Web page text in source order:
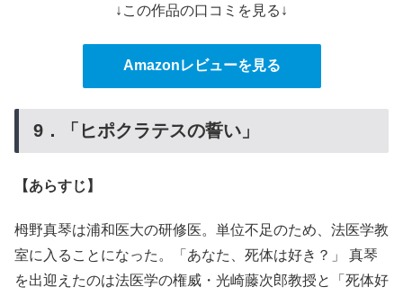
↓この作品の口コミを見る↓
Amazonレビューを見る
9．「ヒポクラテスの誓い」
【あらすじ】
栂野真琴は浦和医大の研修医。単位不足のため、法医学教
室に入ることになった。「あなた、死体は好き？」 真琴
を出迎えたのは法医学の権威・光崎藤次郎教授と「死体好